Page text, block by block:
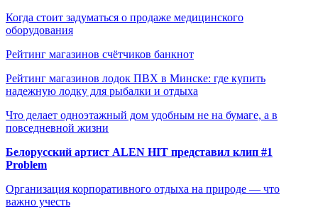
Когда стоит задуматься о продаже медицинского
оборудования
Рейтинг магазинов счётчиков банкнот
Рейтинг магазинов лодок ПВХ в Минске: где купить
надежную лодку для рыбалки и отдыха
Что делает одноэтажный дом удобным не на бумаге, а в
повседневной жизни
Белорусский артист ALEN HIT представил клип #1
Problem
Организация корпоративного отдыха на природе — что
важно учесть